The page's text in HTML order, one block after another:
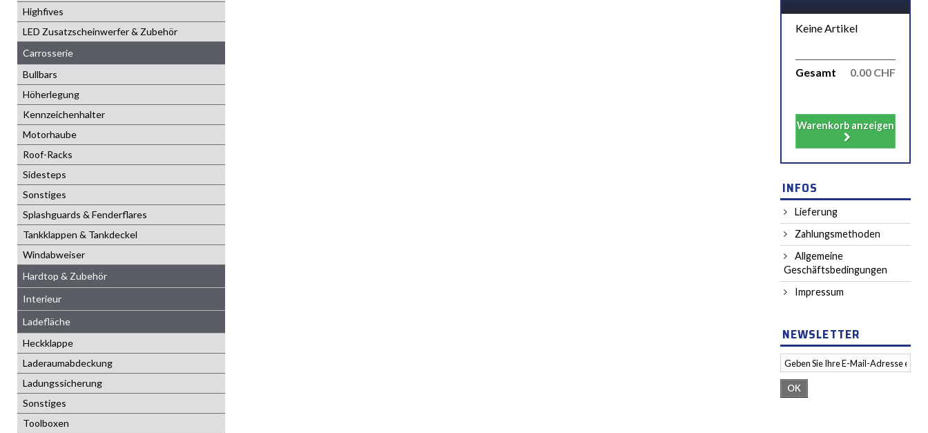
Highfives
LED Zusatzscheinwerfer & Zubehör
Carrosserie
Bullbars
Höherlegung
Kennzeichenhalter
Motorhaube
Roof-Racks
Sidesteps
Sonstiges
Splashguards & Fenderflares
Tankklappen & Tankdeckel
Windabweiser
Hardtop & Zubehör
Interieur
Ladefläche
Heckklappe
Laderaumabdeckung
Ladungssicherung
Sonstiges
Toolboxen
Keine Artikel
0.00 CHF
Gesamt
Warenkorb anzeigen
INFOS
Lieferung
Zahlungsmethoden
Allgemeine
Geschäftsbedingungen
Impressum
NEWSLETTER
OK